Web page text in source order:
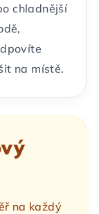
chladnější
na místě.
na každý